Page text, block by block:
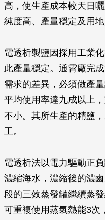
高，使生產成本較天日
純度高、產量穩定及用地
電透析製鹽因採用工業
此產量穩定。通霄廠完
需求的差異，必須做產
平均使用率達九成以上
不小。其所生產的精鹽
工。
電透析法以電力驅動正
濃縮海水，濃縮後的濃
段的三效蒸發罐繼續蒸
可重複使用蒸氣熱能3次